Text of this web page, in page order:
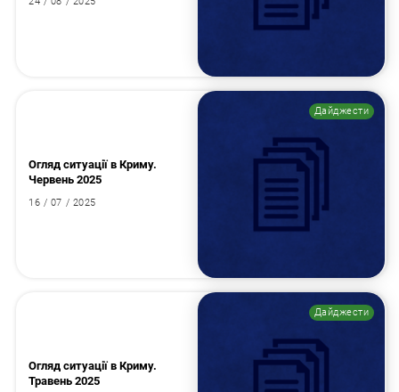
Дайджести
Огляд ситуації в Криму.
Червень 2025
16 / 07 / 2025
Дайджести
Огляд ситуації в Криму.
Травень 2025